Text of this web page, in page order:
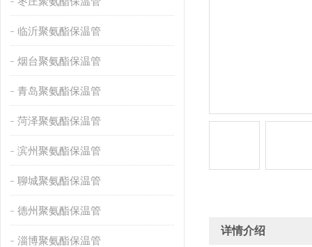
临沂聚氨酯保温管
烟台聚氨酯保温管
青岛聚氨酯保温管
菏泽聚氨酯保温管
滨州聚氨酯保温管
聊城聚氨酯保温管
德州聚氨酯保温管
淄博聚氨酯保温管
详情介绍